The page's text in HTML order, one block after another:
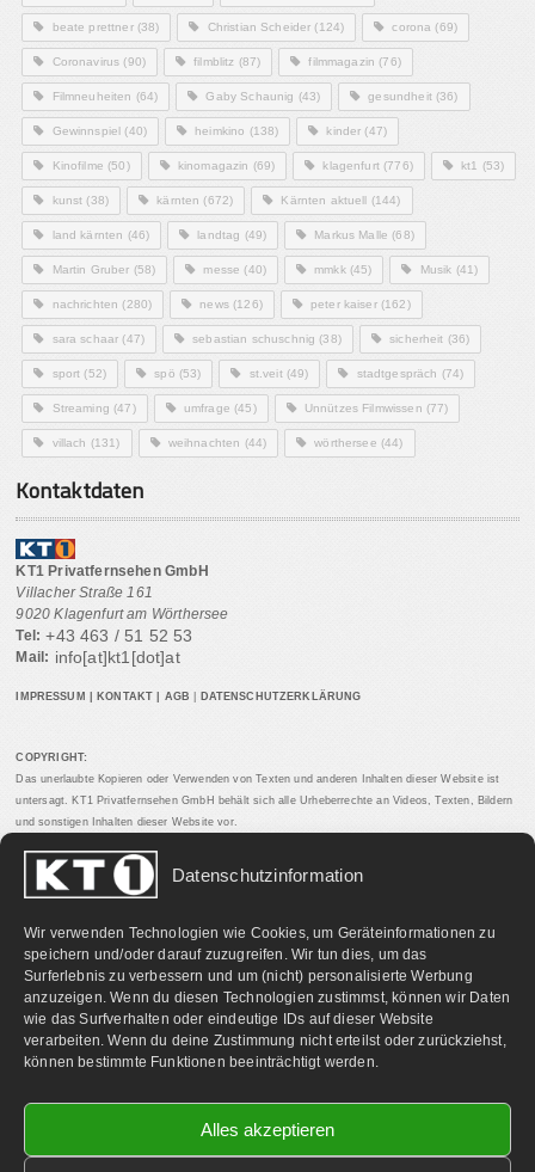
Datenschutzinformation
Wir verwenden Technologien wie Cookies, um Geräteinformationen zu
speichern und/oder darauf zuzugreifen. Wir tun dies, um das
Surferlebnis zu verbessern und um (nicht) personalisierte Werbung
anzuzeigen. Wenn du diesen Technologien zustimmst, können wir Daten
wie das Surfverhalten oder eindeutige IDs auf dieser Website
verarbeiten. Wenn du deine Zustimmung nicht erteilst oder zurückziehst,
können bestimmte Funktionen beeinträchtigt werden.
Alles akzeptieren
beate prettner(38) Christian Scheider (124) corona (69)
Coronavirus (90) filmblitz (87) filmmagazin (76)
Filmneuheiten (64) Gaby Schaunig (43) gesundheit(36)
Gewinnspiel (40) heimkino (138) kinder (47)
Kinofilme (50) kinomagazin (69) klagenfurt(776) kt1 (53)
kunst (38) kärnten (672) Kärnten aktuell (144)
land kärnten (46) landtag (49) Markus Malle (68)
Martin Gruber (58) messe (40) mmkk(45) Musik (41)
nachrichten (280) news(126) peter kaiser(162)
sara schaar (47) sebastian schuschnig (38) sicherheit (36)
sport (52) spö (53) st.veit(49) stadtgespräch (74)
Streaming (47) umfrage (45) Unnützes Filmwissen (77)
villach (131) weihnachten (44) wörthersee (44)
Kontaktdaten
KT1 Privatfernsehen GmbH
Villacher Straße 161
9020 Klagenfurt am Wörthersee
Tel: +43 463 / 51 52 53
Mail: info[at]kt1[dot]at
IMPRESSUM KONTAKT AGB DATENSCHUTZERKLÄRUNG
COPYRIGHT:
Das unerlaubte Kopieren oder Verwenden von Texten und anderen Inhalten dieser Website ist
untersagt. KT1 Privatfernsehen GmbH behält sich alle Urheberrechte an Videos, Texten, Bildern
und sonstigen Inhalten dieser Website vor.
PARTNERLINKS: